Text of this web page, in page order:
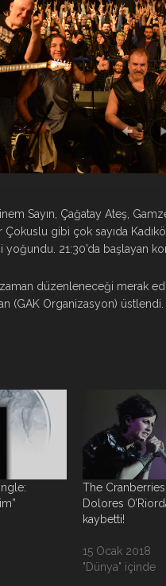
Sayın, Çağatay Ateş,
gibi çok sayıda
21:30’da başlayan
düzenleneceği merak
(GAK Organizasyon) üstlendi.
The
Dolores
kaybetti!
15 Ocak 2018
"Dünya" içinde